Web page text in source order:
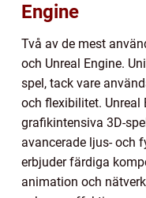
Engine
Två av de mest
och Unreal Engine.
spel, tack vare
och flexibilitet.
grafikintensiva 3D-
avancerade ljus- och
erbjuder färdiga
animation och